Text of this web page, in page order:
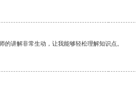
讲解非常生动，让我能够轻松理解知识点。